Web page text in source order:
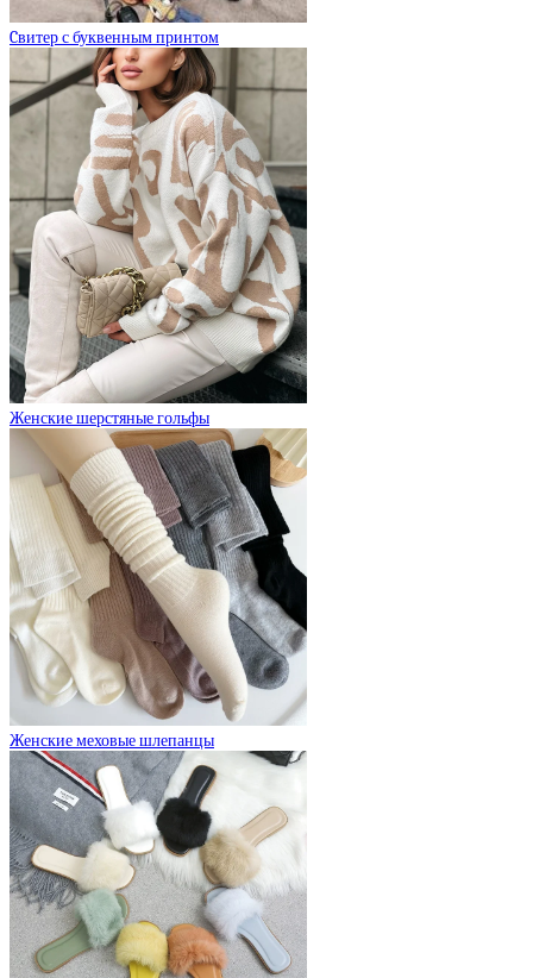
Cвитер с буквенным принтом
Женские шерстяные гольфы
Женские меховые шлепанцы